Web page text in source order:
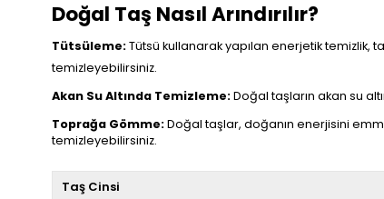
Doğal Taş Nasıl Arındırılır?
Tütsüleme:Tütsü kullanarak yapılan enerjetik temizlik,
temizleyebilirsiniz.
Akan Su Altında Temizleme:Doğal taşların akan su
Toprağa Gömme:Doğal taşlar, doğanın enerjisini
temizleyebilirsiniz.
Taş Cinsi